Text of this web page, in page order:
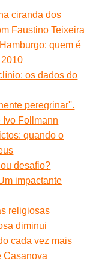
ciranda dos
Faustino Teixeira
quem é
os dados do
peregrinar''.
Ivo Follmann
quando o
desafio?
impactante
religiosas
diminui
cada vez mais
Casanova